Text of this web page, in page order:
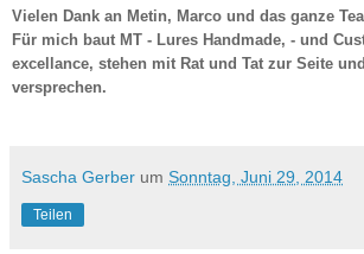
Vielen Dank an Metin, Marco und das ganze
Für mich baut MT - Lures Handmade, - und
excellance, stehen mit Rat und Tat zur Seite
versprechen.
Sascha Gerber um Sonntag, Juni 29, 2014
Teilen